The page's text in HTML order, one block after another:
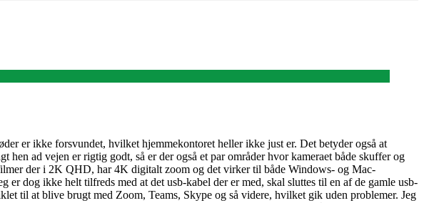
er ikke forsvundet, hvilket hjemmekontoret heller ikke just er. Det betyder også at
ad vejen er rigtig godt, så er der også et par områder hvor kameraet både skuffer og
der i 2K QHD, har 4K digitalt zoom og det virker til både Windows- og Mac-
dog ikke helt tilfreds med at det usb-kabel der er med, skal sluttes til en af de gamle usb-
til at blive brugt med Zoom, Teams, Skype og så videre, hvilket gik uden problemer. Jeg